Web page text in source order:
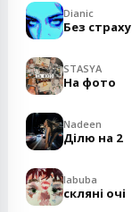
Dianic
Без страху
STASYA
На фото
Nadeen
Ділю на 2
labuba
скляні очі